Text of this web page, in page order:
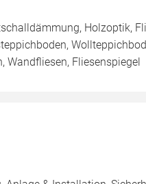
Holzoptik,
Wandfliesen, Fliesenspiegel